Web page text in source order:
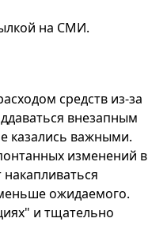
на СМИ.
средств из-за
внезапным
казались важными.
изменений в
ожидаемого.
и тщательно